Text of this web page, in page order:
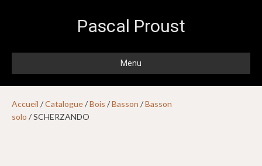
Pascal Proust
Menu
Accueil /Catalogue/Bois /Basson /Basson
solo / SCHERZANDO